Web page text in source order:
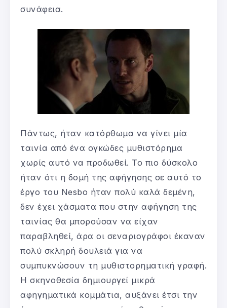
συνάφεια.
Πάντως, ήταν κατόρθωμα να γίνει μία
ταινία από ένα ογκώδες μυθιστόρημα
χωρίς αυτό να προδωθεί. Το πιο δύσκολο
ήταν ότι η δομή της αφήγησης σε αυτό το
έργο του Nesbo ήταν πολύ καλά δεμένη,
δεν έχει χάσματα που στην αφήγηση της
ταινίας θα μπορούσαν να είχαν
παραβληθεί, άρα οι σεναριογράφοι έκαναν
πολύ σκληρή δουλειά για να
συμπυκνώσουν τη μυθιστορηματική γραφή.
Η σκηνοθεσία δημιουργεί μικρά
αφηγηματικά κομμάτια, αυξάνει έτσι την